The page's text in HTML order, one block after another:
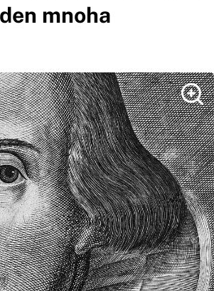
mnoha